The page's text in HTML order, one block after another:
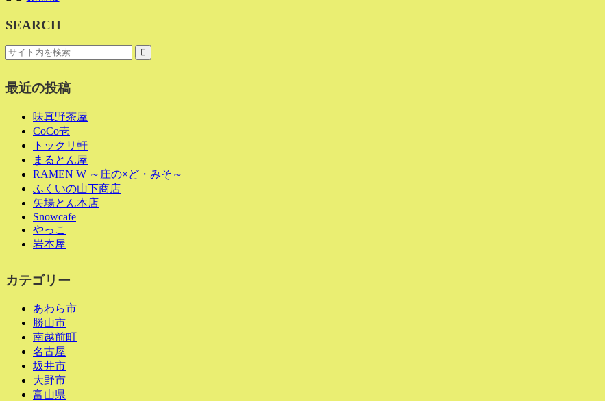
SEARCH
最近の投稿
味真野茶屋
CoCo壱
トックリ軒
まるとん屋
RAMEN W ～庄の×ど・みそ～
ふくいの山下商店
矢場とん本店
Snowcafe
やっこ
岩本屋
カテゴリー
あわら市
勝山市
南越前町
名古屋
坂井市
大野市
富山県